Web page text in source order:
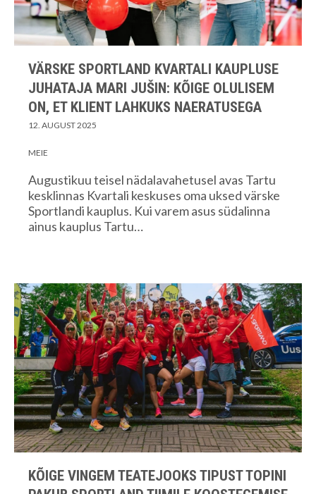
VÄRSKE SPORTLAND KVARTALI KAUPLUSE
JUHATAJA MARI JUŠIN: KÕIGE OLULISEM
ON, ET KLIENT LAHKUKS NAERATUSEGA
12. AUGUST 2025
MEIE
Augustikuu teisel nädalavahetusel avas Tartu
kesklinnas Kvartali keskuses oma uksed värske
Sportlandi kauplus. Kui varem asus südalinna
ainus kauplus Tartu…
KÕIGE VINGEM TEATEJOOKS TIPUST TOPINI